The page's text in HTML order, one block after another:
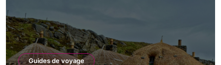
Guides de voyage